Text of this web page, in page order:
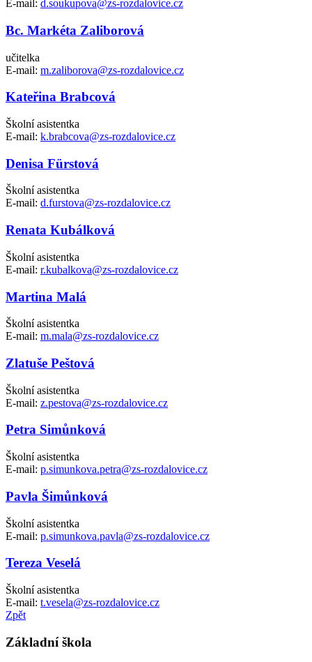
E-mail: d.soukupova@zs-rozdalovice.cz
Bc. Markéta Zaliborová
učitelka
E-mail: m.zaliborova@zs-rozdalovice.cz
Kateřina Brabcová
Školní asistentka
E-mail: k.brabcova@zs-rozdalovice.cz
Denisa Fürstová
Školní asistentka
E-mail: d.furstova@zs-rozdalovice.cz
Renata Kubálková
Školní asistentka
E-mail: r.kubalkova@zs-rozdalovice.cz
Martina Malá
Školní asistentka
E-mail: m.mala@zs-rozdalovice.cz
Zlatuše Peštová
Školní asistentka
E-mail: z.pestova@zs-rozdalovice.cz
Petra Simůnková
Školní asistentka
E-mail: p.simunkova.petra@zs-rozdalovice.cz
Pavla Šimůnková
Školní asistentka
E-mail: p.simunkova.pavla@zs-rozdalovice.cz
Tereza Veselá
Školní asistentka
E-mail: t.vesela@zs-rozdalovice.cz
Zpět
Základní škola